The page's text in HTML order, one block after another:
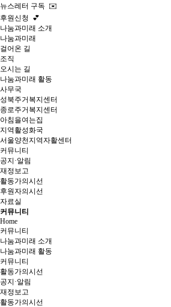
뉴스레터 구독 ✉️
후원신청 💕
나눔과미래 소개
나눔과미래
걸어온 길
조직
오시는 길
나눔과미래 활동
사무국
성북주거복지센터
종로주거복지센터
아침을여는집
지역활성화국
서울양천지역자활센터
커뮤니티
공지·알림
재정보고
활동가의시선
후원자의시선
자료실
커뮤니티
Home
커뮤니티
나눔과미래 소개
나눔과미래 활동
커뮤니티
활동가의시선
공지·알림
재정보고
활동가의시선